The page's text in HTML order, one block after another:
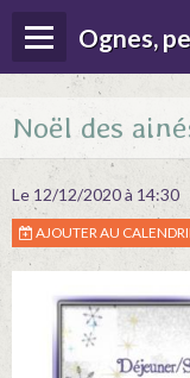
Ognes,
Page d'accueil
Menu
Contact
Album
Agenda
Actualités
Noël des
Le 12/12/2020à 14:30
AJOUTER AU